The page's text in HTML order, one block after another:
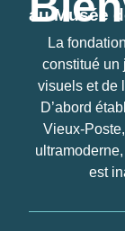
au Musée
La
constitué un
visuels et de
D’abord
Vieux-
est